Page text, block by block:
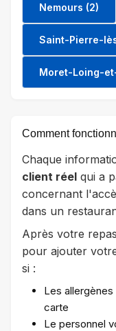
Nemours (2)
Saint-Pierre-
Moret-Loing-
Comment
Chaque
client réel qui a
concernant
dans un
Après votre
pour ajouter
si :
Les
carte
Le personnel